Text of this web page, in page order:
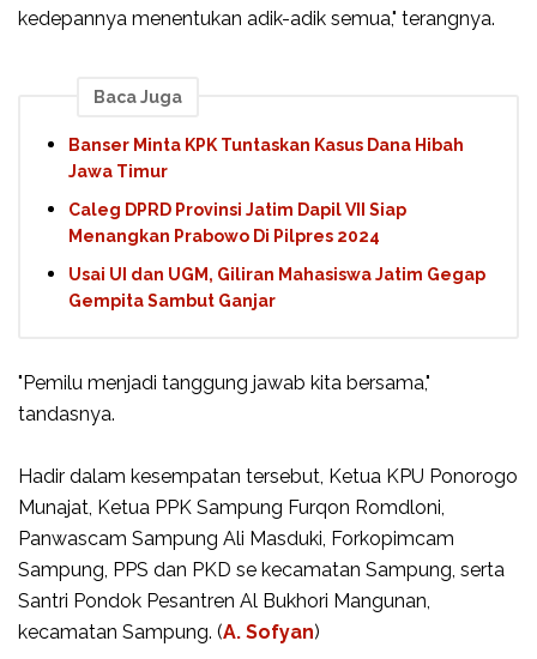
kedepannya menentukan adik-adik semua," terangnya.
Baca Juga
Banser Minta KPK Tuntaskan Kasus Dana Hibah
Jawa Timur
Caleg DPRD Provinsi Jatim Dapil VII Siap
Menangkan Prabowo Di Pilpres 2024
Usai UI dan UGM, Giliran Mahasiswa Jatim Gegap
Gempita Sambut Ganjar
"Pemilu menjadi tanggung jawab kita bersama,"
tandasnya.
Hadir dalam kesempatan tersebut, Ketua KPU Ponorogo
Munajat, Ketua PPK Sampung Furqon Romdloni,
Panwascam Sampung Ali Masduki, Forkopimcam
Sampung, PPS dan PKD se kecamatan Sampung, serta
Santri Pondok Pesantren Al Bukhori Mangunan,
kecamatan Sampung. (A. Sofyan)